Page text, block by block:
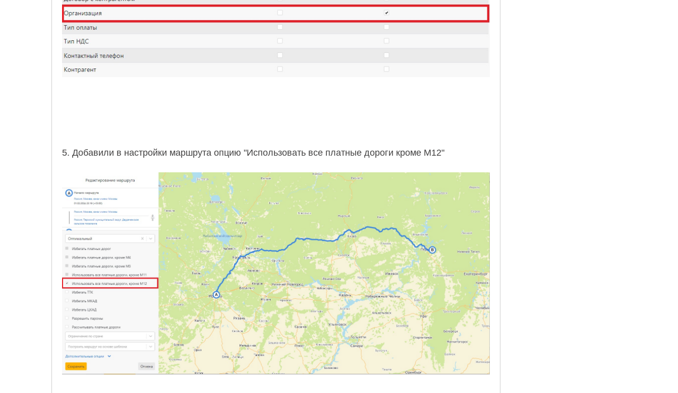
5. Добавили в настройки маршрута опцию "Использовать все платные дороги кроме М12"